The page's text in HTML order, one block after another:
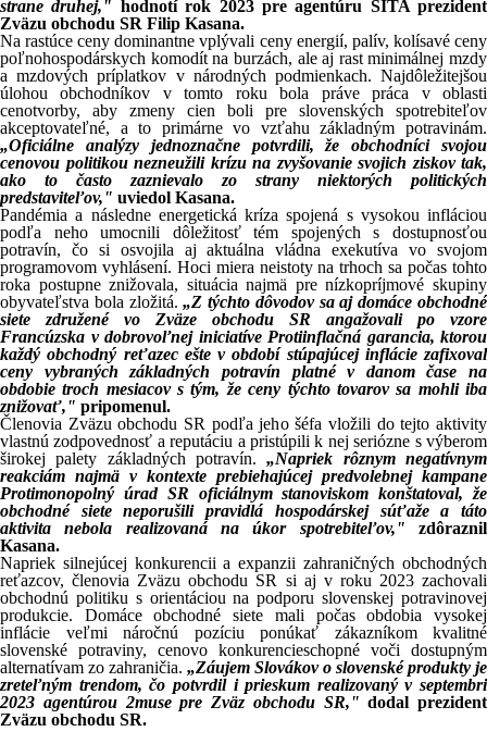
strane druhej," hodnotí rok 2023 pre agentúru SITA prezident
Zväzu obchodu SR Filip Kasana.
Na rastúce ceny dominantne vplývali ceny energií, palív, kolísavé ceny
poľnohospodárskych komodít na burzách, ale aj rast minimálnej mzdy
a mzdových príplatkov v národných podmienkach. Najdôležitejšou
úlohou obchodníkov v tomto roku bola práve práca v oblasti
cenotvorby, aby zmeny cien boli pre slovenských spotrebiteľov
akceptovateľné, a to primárne vo vzťahu základným potravinám.
„Oficiálne analýzy jednoznačne potvrdili, že obchodníci svojou
cenovou politikou nezneužili krízu na zvyšovanie svojich ziskov tak,
ako to často zaznievalo zo strany niektorých politických
predstaviteľov," uviedol Kasana.
Pandémia a následne energetická kríza spojená s vysokou infláciou
podľa neho umocnili dôležitosť tém spojených s dostupnosťou
potravín, čo si osvojila aj aktuálna vládna exekutíva vo svojom
programovom vyhlásení. Hoci miera neistoty na trhoch sa počas tohto
roka postupne znižovala, situácia najmä pre nízkopríjmové skupiny
obyvateľstva bola zložitá.„Z týchto dôvodov sa aj domáce obchodné
siete združené vo Zväze obchodu SR angažovali po vzore
Francúzska v dobrovoľnej iniciatíve Protiinflačná garancia, ktorou
každý obchodný reťazec ešte v období stúpajúcej inflácie zafixoval
ceny vybraných základných potravín platné v danom čase na
obdobie troch mesiacov s tým, že ceny týchto tovarov sa mohli iba
znižovať," pripomenul.
Členovia Zväzu obchodu SR podľa jeho šéfa vložili do tejto aktivity
vlastnú zodpovednosť a reputáciu a pristúpili k nej seriózne s výberom
širokej palety základných potravín.„Napriek rôznym negatívnym
reakciám najmä v kontexte prebiehajúcej predvolebnej kampane
Protimonopolný úrad SR oficiálnym stanoviskom konštatoval, že
obchodné siete neporušili pravidlá hospodárskej súťaže a táto
aktivita nebola realizovaná na úkor spotrebiteľov," zdôraznil
Kasana.
Napriek silnejúcej konkurencii a expanzii zahraničných obchodných
reťazcov, členovia Zväzu obchodu SR si aj v roku 2023 zachovali
obchodnú politiku s orientáciou na podporu slovenskej potravinovej
produkcie. Domáce obchodné siete mali počas obdobia vysokej
inflácie veľmi náročnú pozíciu ponúkať zákazníkom kvalitné
slovenské potraviny, cenovo konkurencieschopné voči dostupným
alternatívam zo zahraničia. „Záujem Slovákov o slovenské produkty je
zreteľným trendom, čo potvrdil i prieskum realizovaný v septembri
2023 agentúrou 2muse pre Zväz obchodu SR,"dodal prezident
Zväzu obchodu SR.